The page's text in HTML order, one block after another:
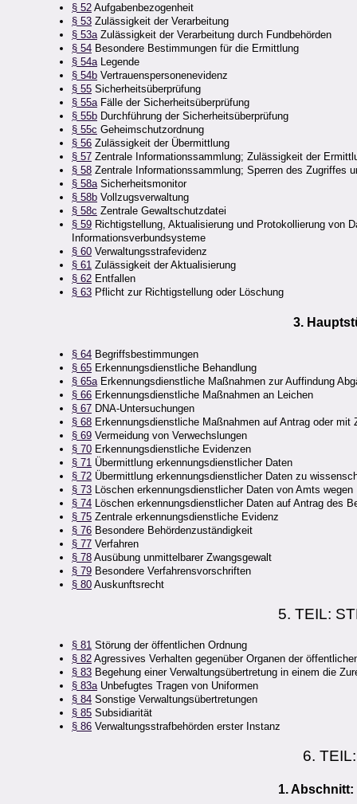
§ 52 Aufgabenbezogenheit
§ 53 Zulässigkeit der Verarbeitung
§ 53a Zulässigkeit der Verarbeitung durch Fundbehörden
§ 54 Besondere Bestimmungen für die Ermittlung
§ 54a Legende
§ 54b Vertrauenspersonenevidenz
§ 55 Sicherheitsüberprüfung
§ 55a Fälle der Sicherheitsüberprüfung
§ 55b Durchführung der Sicherheitsüberprüfung
§ 55c Geheimschutzordnung
§ 56 Zulässigkeit der Übermittlung
§ 57 Zentrale Informationssammlung; Zulässigkeit der
§ 58 Zentrale Informationssammlung; Sperren des Zugriffes
§ 58a Sicherheitsmonitor
§ 58b Vollzugsverwaltung
§ 58c Zentrale Gewaltschutzdatei
§ 59 Richtigstellung, Aktualisierung und Protokollierung von
Informationsverbundsysteme
§ 60 Verwaltungsstrafevidenz
§ 61 Zulässigkeit der Aktualisierung
§ 62 Entfallen
§ 63 Pflicht zur Richtigstellung oder Löschung
3.
§ 64 Begriffsbestimmungen
§ 65 Erkennungsdienstliche Behandlung
§ 65a Erkennungsdienstliche Maßnahmen zur Auffindung
§ 66 Erkennungsdienstliche Maßnahmen an Leichen
§ 67 DNA-Untersuchungen
§ 68 Erkennungsdienstliche Maßnahmen auf Antrag oder mit
§ 69 Vermeidung von Verwechslungen
§ 70 Erkennungsdienstliche Evidenzen
§ 71 Übermittlung erkennungsdienstlicher Daten
§ 72 Übermittlung erkennungsdienstlicher Daten zu
§ 73 Löschen erkennungsdienstlicher Daten von Amts wegen
§ 74 Löschen erkennungsdienstlicher Daten auf Antrag des
§ 75 Zentrale erkennungsdienstliche Evidenz
§ 76 Besondere Behördenzuständigkeit
§ 77 Verfahren
§ 78 Ausübung unmittelbarer Zwangsgewalt
§ 79 Besondere Verfahrensvorschriften
§ 80 Auskunftsrecht
5. TEIL:
§ 81 Störung der öffentlichen Ordnung
§ 82 Agressives Verhalten gegenüber Organen der
§ 83 Begehung einer Verwaltungsübertretung in einem die
§ 83a Unbefugtes Tragen von Uniformen
§ 84 Sonstige Verwaltungsübertretungen
§ 85 Subsidiarität
§ 86 Verwaltungsstrafbehörden erster Instanz
6.
1.